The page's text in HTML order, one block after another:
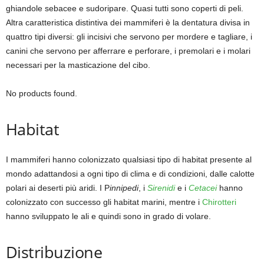
ghiandole sebacee e sudoripare. Quasi tutti sono coperti di peli.
Altra caratteristica distintiva dei mammiferi è la dentatura divisa in
quattro tipi diversi: gli incisivi che servono per mordere e tagliare, i
canini che servono per afferrare e perforare, i premolari e i molari
necessari per la masticazione del cibo.
No products found.
Habitat
I mammiferi hanno colonizzato qualsiasi tipo di habitat presente al
mondo adattandosi a ogni tipo di clima e di condizioni, dalle calotte
polari ai deserti più aridi. I Pinnipedi, i Sirenidie i Cetaceihanno
colonizzato con successo gli habitat marini, mentre i Chirotteri
hanno sviluppato le ali e quindi sono in grado di volare.
Distribuzione